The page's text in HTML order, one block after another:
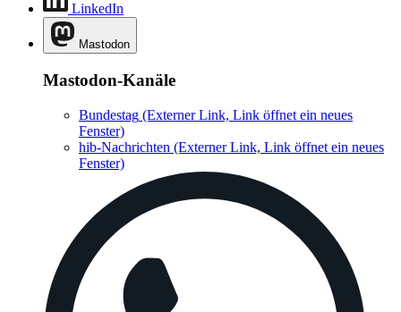
LinkedIn
Mastodon
Mastodon-Kanäle
Bundestag (Externer Link, Link öffnet ein neues
Fenster)
hib-Nachrichten (Externer Link, Link öffnet ein neues
Fenster)